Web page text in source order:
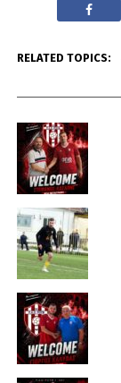
RELATED TOPICS: